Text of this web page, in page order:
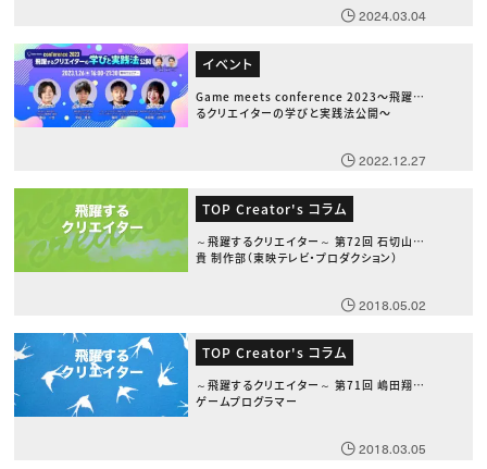
2024.03.04
イベント
Game meets conference 2023〜飛躍す
るクリエイターの学びと実践法公開〜
2022.12.27
TOP Creator's コラム
～飛躍するクリエイター～ 第72回 石切山義
貴 制作部（東映テレビ・プロダクション）
2018.05.02
TOP Creator's コラム
～飛躍するクリエイター～ 第71回 嶋田翔太
ゲームプログラマー
2018.03.05